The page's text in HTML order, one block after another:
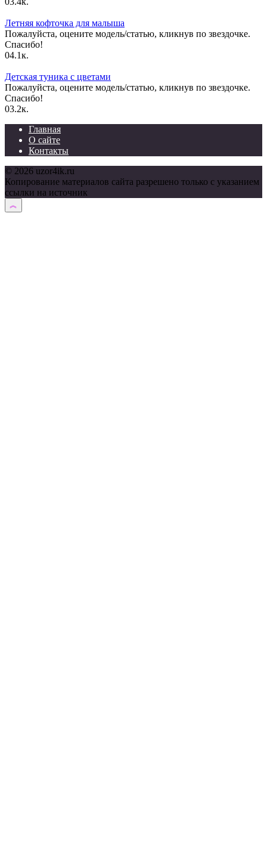
Летняя кофточка для малыша
Пожалуйста, оцените модель/статью, кликнув по звездочке.
Спасибо!
04.1к.
Детская туника с цветами
Пожалуйста, оцените модель/статью, кликнув по звездочке.
Спасибо!
03.2к.
Главная
О сайте
Контакты
© 2026 uzor4ik.ru
Копирование материалов сайта разрешено только с указанием
ссылки на источник